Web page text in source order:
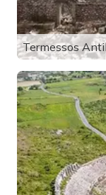
Termessos